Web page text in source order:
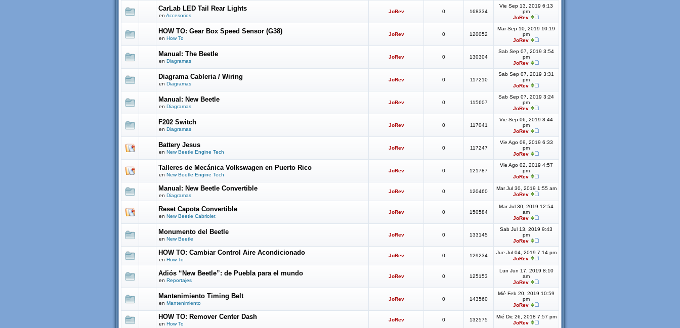
CarLab LED Tail Rear Lights
en Accesorios
JoRev 0 168334
Vie Sep 13, 2019 6:13
pm
JoRev
HOW TO: Gear Box Speed Sensor (G38)
en How To
JoRev 0 120052
Mar Sep 10, 2019 10:19
pm
JoRev
Manual: The Beetle
en Diagramas
JoRev 0 130304
Sab Sep 07, 2019 3:54
pm
JoRev
Diagrama Cableria / Wiring
en Diagramas
JoRev 0 117210
Sab Sep 07, 2019 3:31
pm
JoRev
Manual: New Beetle
en Diagramas
JoRev 0 115607
Sab Sep 07, 2019 3:24
pm
JoRev
F202 Switch
en Diagramas
JoRev 0 117041
Vie Sep 06, 2019 8:44
pm
JoRev
Battery Jesus
en New Beetle Engine Tech
JoRev 0 117247
Vie Ago 09, 2019 6:33
pm
JoRev
Talleres de Mecánica Volkswagen en Puerto Rico
en New Beetle Engine Tech
JoRev 0 121787
Vie Ago 02, 2019 4:57
pm
JoRev
Manual: New Beetle Convertible
en Diagramas
JoRev 0 120460
Mar Jul 30, 2019 1:55 am
JoRev
Reset Capota Convertible
en New Beetle Cabriolet
JoRev 0 150584
Mar Jul 30, 2019 12:54
am
JoRev
Monumento del Beetle
en New Beetle
JoRev 0 133145
Sab Jul 13, 2019 9:43
pm
JoRev
HOW TO: Cambiar Control Aire Acondicionado
en How To
JoRev 0 129234
Jue Jul 04, 2019 7:14 pm
JoRev
Adiós “New Beetle”: de Puebla para el mundo
en Reportajes
JoRev 0 125153
Lun Jun 17, 2019 8:10
am
JoRev
Mantenimiento Timing Belt
en Mantenimiento
JoRev 0 143560
Mié Feb 20, 2019 10:59
pm
JoRev
HOW TO: Remover Center Dash
en How To
JoRev 0 132575
Mié Dic 26, 2018 7:57 pm
JoRev